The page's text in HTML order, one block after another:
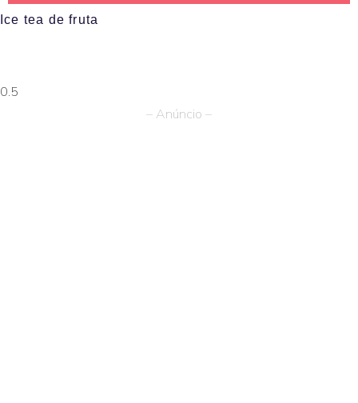
Ice tea de fruta
– Anúncio –